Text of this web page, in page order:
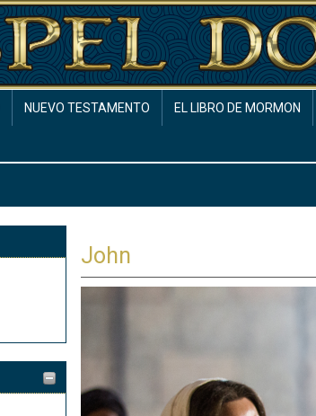
NUEVO TESTAMENTO EL LIBRO DE MORMON
John